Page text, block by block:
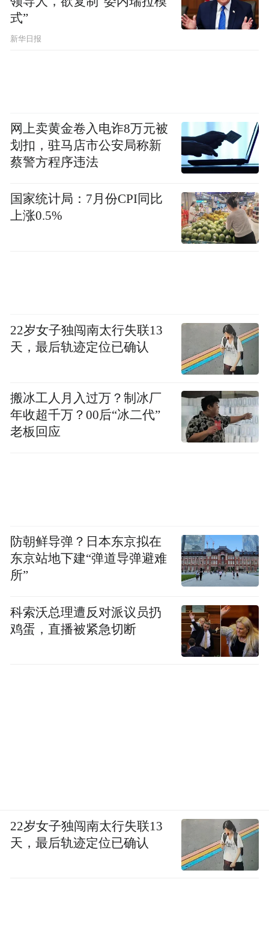
围绕人工智能深度参与下的哲学社会科学建
设与创新发展、基于人工智能的供应链管
理、数据安全政策分析等作了主题报告，报
告视野开阔，兼具理论高度、现实深度和实
践指导性。社科处（智库中心）贾永飞主持
理工大学人工智能国际联合研究院徐庸辉教
授就法律大模型研发与应用作专题报告，来
自齐鲁工业大学（山东省科学院）、鲁东大
学、山东警察学院等10位专家学者围绕人工
智能赋能哲学社会科学理论研究、红色文化
资源保护利用等作了主题发言。部分高校科
鲁工业大学（山东省科学院）联合举办，研
讨会以推进人工智能与哲学社会科学深度融
绕人工智能深度参与下的哲学社会科学范式
变革与理论创新、学术生态建设、创新发展
实践探索等议题进行研讨，来自清华大学、
pictures and audios if any) is uploaded and posted
by the user of Dafeng Hao, which is a social media
platform and merely provides information storage
式”
新华日报
网上卖黄金卷入电诈8万元被
划扣，驻马店市公安局称新
蔡警方程序违法
国家统计局：7月份CPI同比
上涨0.5%
22岁女子独闯南太行失联13
天，最后轨迹定位已确认
搬冰工人月入过万？制冰厂
年收超千万？00后“冰二代”
老板回应
防朝鲜导弹？日本东京拟在
东京站地下建“弹道导弹避难
所”
科索沃总理遭反对派议员扔
鸡蛋，直播被紧急切断
22岁女子独闯南太行失联13
天，最后轨迹定位已确认